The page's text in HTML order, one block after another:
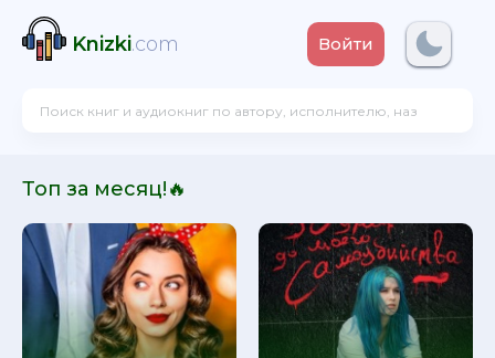
Knizki.com Войти
Топ за месяц!🔥